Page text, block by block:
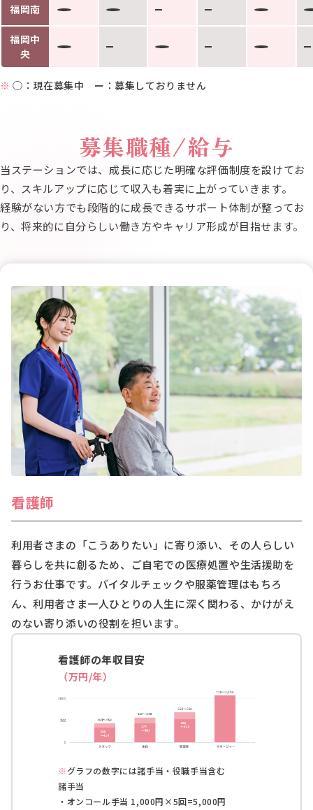
福岡南
福岡中
央
※ ◯︎：現在募集中 ー：募集しておりません
募集職種/給与
当ステーションでは、成長に応じた明確な評価制度を設けてお
り、スキルアップに応じて収入も着実に上がっていきます。
経験がない方でも段階的に成長できるサポート体制が整ってお
り、将来的に自分らしい働き方やキャリア形成が目指せます。
看護師
利用者さまの「こうありたい」に寄り添い、その人らしい
暮らしを共に創るため、ご自宅での医療処置や生活援助を
行うお仕事です。バイタルチェックや服薬管理はもちろ
ん、利用者さま一人ひとりの人生に深く関わる、かけがえ
のない寄り添いの役割を担います。
看護師の年収目安
（万円/年）
※グラフの数字には諸手当・役職手当含む
諸手当
・オンコール手当 1,000円×5回=5,000円